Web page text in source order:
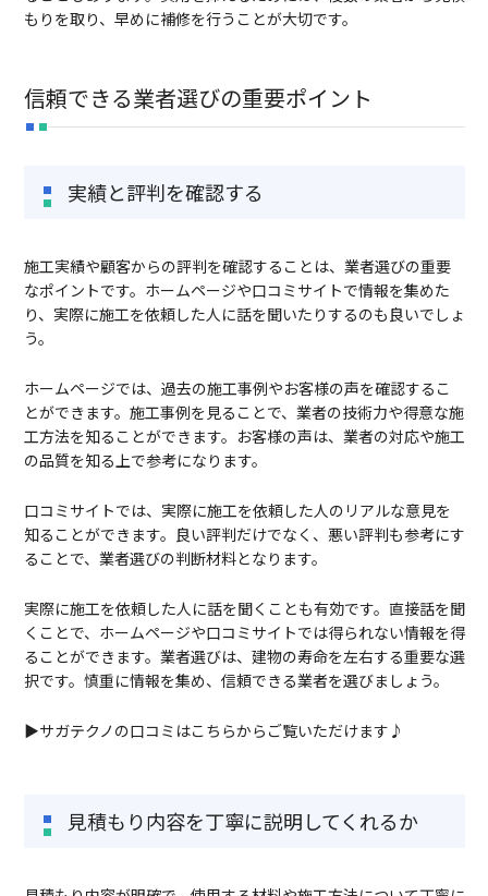
もりを取り、早めに補修を行うことが大切です。
信頼できる業者選びの重要ポイント
実績と評判を確認する
施工実績や顧客からの評判を確認することは、業者選びの重要
なポイントです。ホームページや口コミサイトで情報を集めた
り、実際に施工を依頼した人に話を聞いたりするのも良いでしょ
う。
ホームページでは、過去の施工事例やお客様の声を確認するこ
とができます。施工事例を見ることで、業者の技術力や得意な施
工方法を知ることができます。お客様の声は、業者の対応や施工
の品質を知る上で参考になります。
口コミサイトでは、実際に施工を依頼した人のリアルな意見を
知ることができます。良い評判だけでなく、悪い評判も参考にす
ることで、業者選びの判断材料となります。
実際に施工を依頼した人に話を聞くことも有効です。直接話を聞
くことで、ホームページや口コミサイトでは得られない情報を得
ることができます。業者選びは、建物の寿命を左右する重要な選
択です。慎重に情報を集め、信頼できる業者を選びましょう。
▶サガテクノの口コミはこちらからご覧いただけます♪
見積もり内容を丁寧に説明してくれるか